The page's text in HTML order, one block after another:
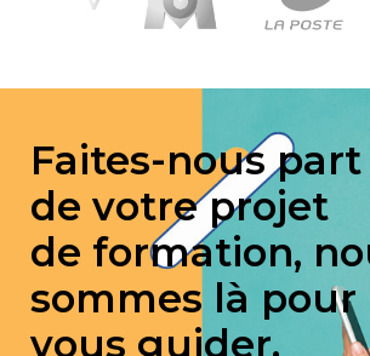
Faites-nous part
de votre projet
de formation,
sommes là pour
vous guider.